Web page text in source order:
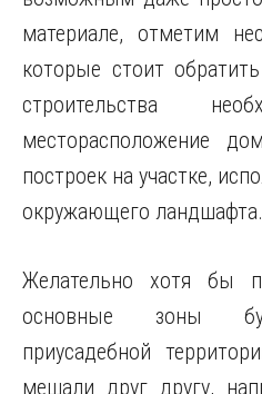
материале, отметим
которые стоит
строительства
месторасположение
построек на участке,
окружающего ландшафта.
Желательно хотя бы
основные зоны
приусадебной
мешали друг другу,